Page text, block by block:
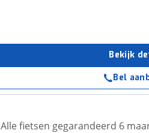
Bekijk
Bel
Alle fietsen gegarandeerd 6